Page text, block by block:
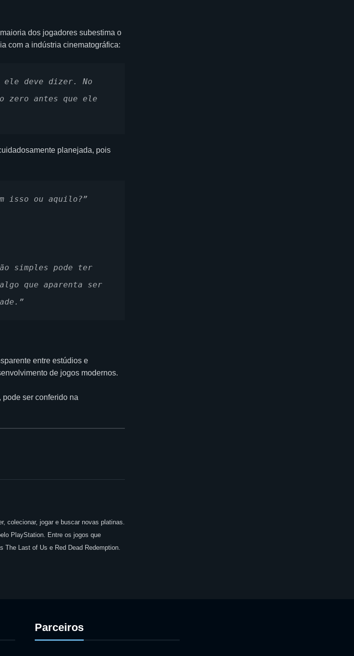
dos jogadores subestima o
com a indústria cinematográfica:
ele deve dizer. No
zero antes que ele
planejada, pois
isso ou aquilo?”
simples pode ter
que aparenta ser
entre estúdios e
de jogos modernos.
ser conferido na
colecionar, jogar e buscar novas platinas.
PlayStation. Entre os jogos que
The Last of Us e Red Dead Redemption.
Parceiros